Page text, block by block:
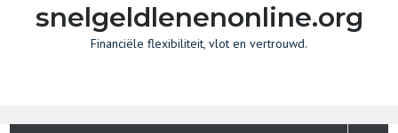
snelgeldlenenonline.org
Financiële flexibiliteit, vlot en vertrouwd.